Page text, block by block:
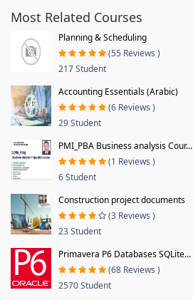
Most Related Courses
Planning & Scheduling
(55 Reviews )
217 Student
Accounting Essentials (Arabic)
(6 Reviews )
29 Student
PMI_PBA Business analysis Cour...
(1 Reviews )
6 Student
Construction project documents
(3 Reviews )
23 Student
Primavera P6 Databases SQLite...
(68 Reviews )
2570 Student